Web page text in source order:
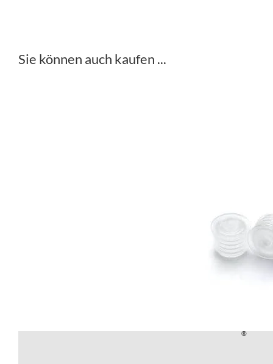
Sie können auch kaufen ...
SealSafe®